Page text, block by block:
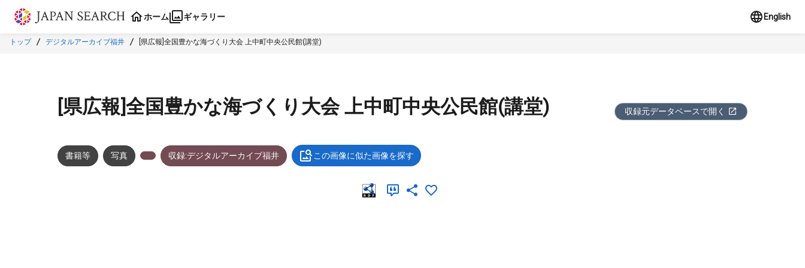
本文に飛ぶ
ホーム ギャラリー English
トップ デジタルアーカイブ福井 [県広報]全国豊かな海づくり大会 上中町中央公民館(講堂)
[県広報]全国豊かな海づくり大会 上中町中央公民館(講堂) 収録元データベースで開く
書籍等 写真 収録:デジタルアーカイブ福井 この画像に似た画像を探す